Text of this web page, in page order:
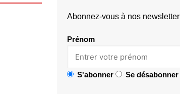
Abonnez-vous à nos newsletter
Prénom
S'abonner Se désabonner